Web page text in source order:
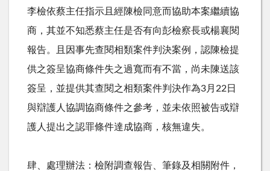
李檢依蔡主任指示且經陳檢同意而協助本案繼續協
商，其並不知悉蔡主任是否有向彭檢察長或楊襄閱
報告。且因事先查閱相類案件判決案例，認陳檢提
供之簽呈協商條件失之過寬而有不當，尚未陳送該
簽呈，並提供其查閱之相類案件判決作為3月 22 日
與辯護人協調協商條件之參考，並未依照被告或辯
護人提出之認罪條件達成協商，核無違失。
肆、處理辦法：檢附調查報告、筆錄及相關附件，